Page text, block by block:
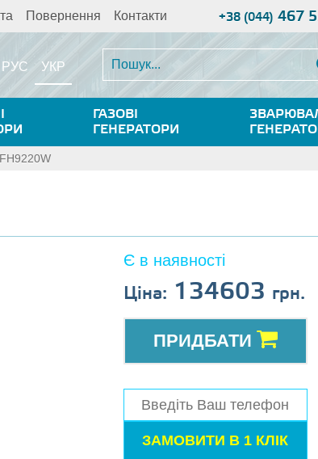
Повернення Контакти +38 (044) 467
РУС УКР
ГАЗОВІ
ГЕНЕРАТОРИ
Є в наявності
Ціна: 134603 грн.
ПРИДБАТИ